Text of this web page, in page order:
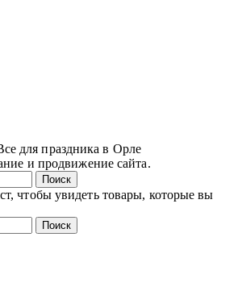
для праздника в Орле
и продвижение сайта.
Поиск
чтобы увидеть товары, которые вы
Поиск